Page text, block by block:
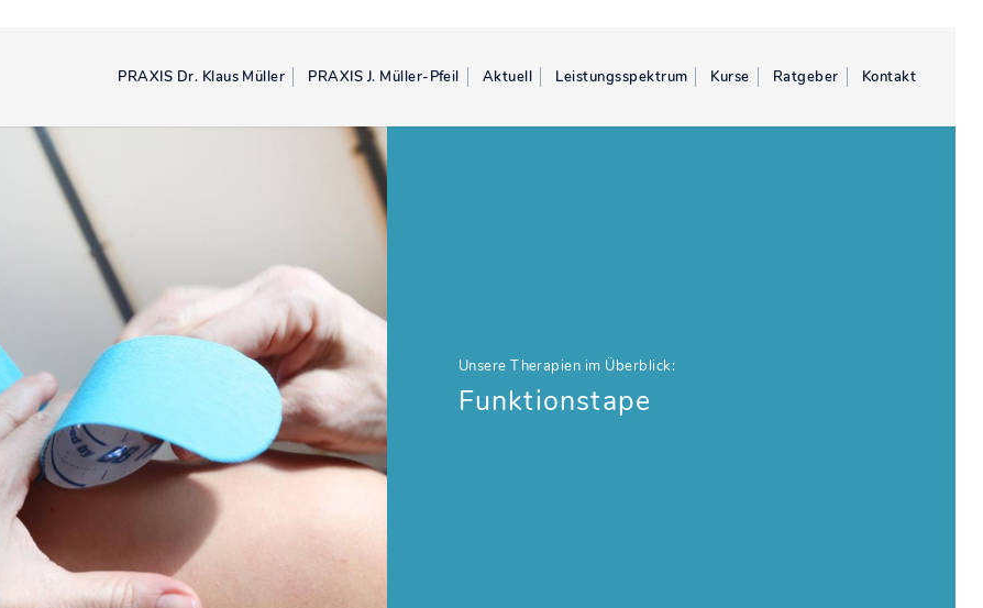
PRAXIS Dr. Klaus Müller PRAXIS J. Müller-Pfeil Aktuell Leistungsspektrum Kurse Ratgeber Kontakt
Unsere Therapien im Überblick:
Funktionstape